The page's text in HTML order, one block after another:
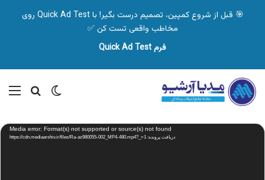
🎯 قبل از شروع کمپین، تصمیم درست بگیر! با Quick Ad Test روی
مخاطب واقعی تست کن ✅
فرم Quick Ad Test
تغییر پوسته
نمایشگر
ویدیو Media error: Format(s) not supported or source(s) not found
دریافت پرونده: https://cdn.mediaarshiv.ir/files/Ra-az980055-002_MP4-480.mp4?_=1